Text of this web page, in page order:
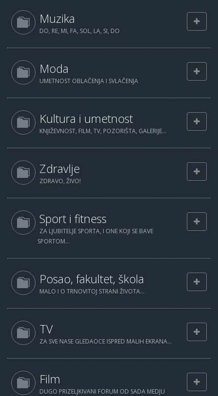
Muzika
DO, RE, MI, FA, SOL, LA, SI, DO
Moda
UMETNOST OBLAČENJA I SVLAČENJA
Kultura i umetnost
KNJIŽEVNOST, FILM, TV, POZORIŠTA, GALERIJE...
Zdravlje
ZDRAVO, ŽIVO!
Sport i fitness
ZA LJUBITELJE SPORTA, I ONE KOJI SE BAVE
SPORTOM...
Posao, fakultet, škola
MALO I O TRNOVITOJ STRANI ŽIVOTA...
TV
ZA SVE NASE GLEDAOCE ISPRED MALIH EKRANA...
Film
DUGO PRIZELJKIVANI FORUM OD SADA MEDJU